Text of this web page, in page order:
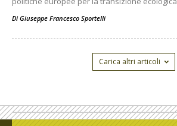
Di Giuseppe Francesco Sportelli
Carica altri articoli